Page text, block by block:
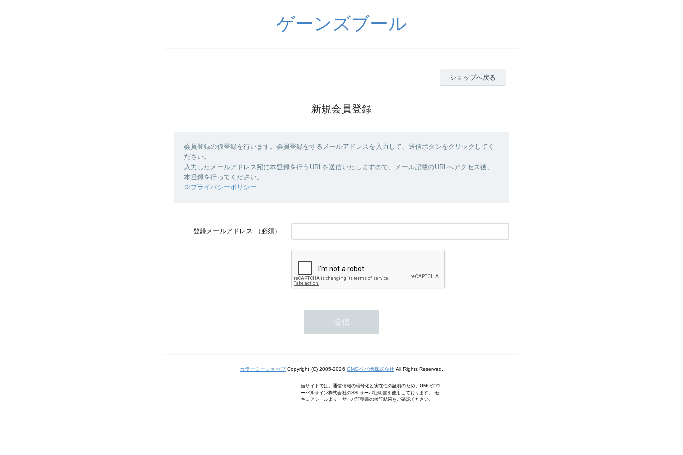
ゲーンズブール
ショップへ戻る
新規会員登録
会員登録の仮登録を行います。会員登録をするメールアドレスを入力して、送信ボタンをクリックしてく
ださい。
入力したメールアドレス宛に本登録を行うURLを送信いたしますので、メール記載のURLへアクセス後、
本登録を行ってください。
※プライバシーポリシー
登録メールアドレス （必須）
カラーミーショップCopyright (C) 2005-2026 GMOペパボ株式会社 All Rights Reserved.
当サイトでは、通信情報の暗号化と実在性の証明のため、GMOグロ
ーバルサイン株式会社のSSLサーバ証明書を使用しております。 セ
キュアシールより、サーバ証明書の検証結果をご確認ください。